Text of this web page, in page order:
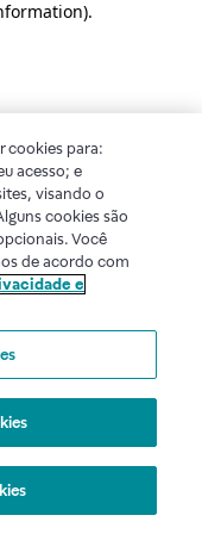
.
cookies para:
acesso; e
visando o
cookies são
Você
de acordo com
e